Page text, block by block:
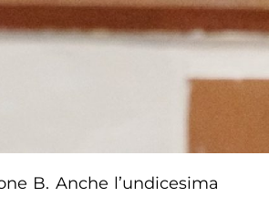
B. Anche l’undicesima